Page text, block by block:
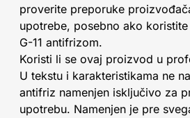
proverite preporuke
upotrebe, posebno ako
G-11 antifrizom.
Koristi li se ovaj proizvod u
U tekstu i karakteristikama ne
antifriz namenjen isključivo za
upotrebu. Namenjen je pre